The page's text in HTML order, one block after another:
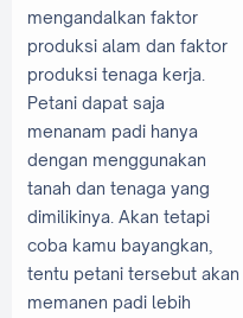
mengandalkan faktor
produksi alam dan faktor
produksi tenaga kerja.
Petani dapat saja
menanam padi hanya
dengan menggunakan
tanah dan tenaga yang
dimilikinya. Akan tetapi
coba kamu bayangkan,
tentu petani tersebut akan
memanen padi lebih